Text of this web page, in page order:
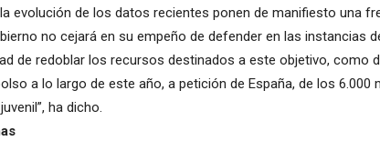
la evolución de los datos recientes ponen de manifiesto una
no cejará en su empeño de defender en las instancias
de redoblar los recursos destinados a este objetivo, como
a lo largo de este año, a petición de España, de los 6.000
ha dicho.